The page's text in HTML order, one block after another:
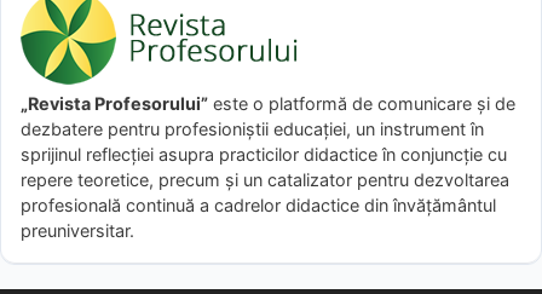
„Revista Profesorului” este o platformă de comunicare și de
dezbatere pentru profesioniștii educației, un instrument în
sprijinul reflecției asupra practicilor didactice în conjuncție cu
repere teoretice, precum și un catalizator pentru dezvoltarea
profesională continuă a cadrelor didactice din învățământul
preuniversitar.